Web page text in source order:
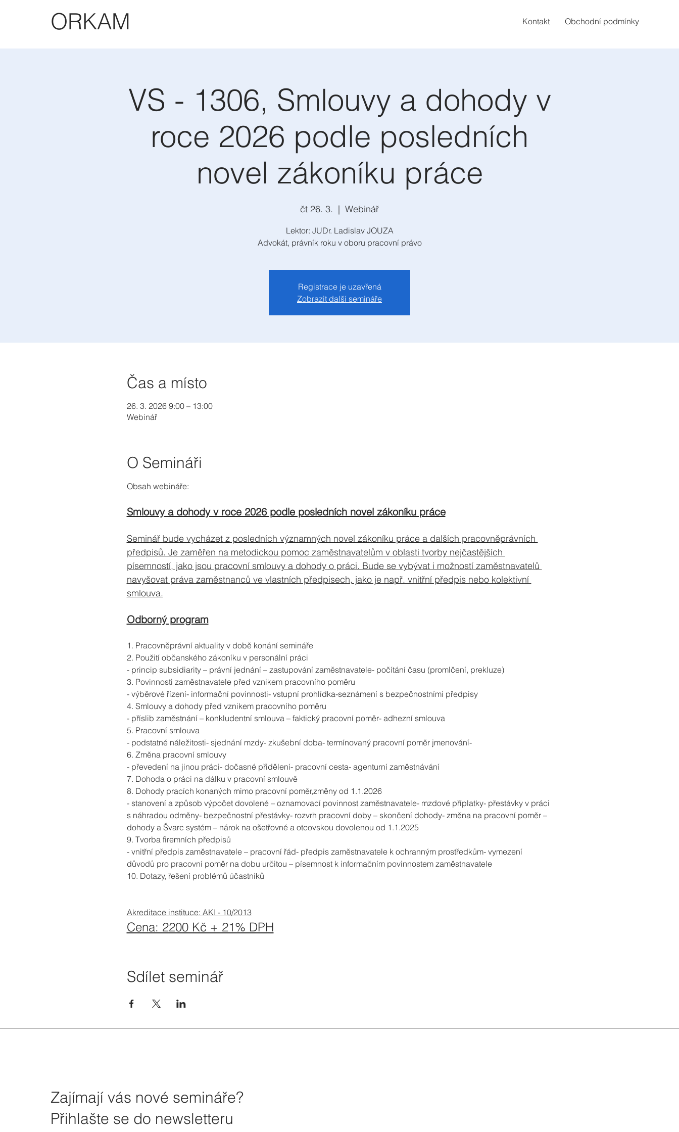
ORKAM Kontakt Obchodní podmínky
VS - 1306, Smlouvy a dohody v
roce 2026 podle posledních
novel zákoníku práce
čt 26. 3.
  |
Webinář
Lektor: JUDr. Ladislav JOUZA
Advokát, právník roku v oboru pracovní právo
Registrace je uzavřená
Zobrazit další semináře
Čas a místo
26. 3. 2026 9:00 – 13:00
Webinář
O Semináři
Obsah webináře:
Smlouvy a dohody v roce 2026 podle posledních novel zákoníku práce
Seminář bude vycházet z posledních významných novel zákoníku práce a dalších pracovněprávních
předpisů. Je zaměřen na metodickou pomoc zaměstnavatelům v oblasti tvorby nejčastějších
písemností, jako jsou pracovní smlouvy a dohody o práci. Bude se vybývat i možností zaměstnavatelů
navyšovat práva zaměstnanců ve vlastních předpisech, jako je např. vnitřní předpis nebo kolektivní
smlouva.
Odborný program
1. Pracovněprávní aktuality v době konání semináře
2. Použití občanského zákoníku v personální práci
- princip subsidiarity – právní jednání – zastupování zaměstnavatele- počítání času (promlčení, prekluze)
3. Povinnosti zaměstnavatele před vznikem pracovního poměru
- výběrové řízení- informační povinnosti- vstupní prohlídka-seznámení s bezpečnostními předpisy
4. Smlouvy a dohody před vznikem pracovního poměru
- příslib zaměstnání – konkludentní smlouva – faktický pracovní poměr- adhezní smlouva
5. Pracovní smlouva
- podstatné náležitosti- sjednání mzdy- zkušební doba- termínovaný pracovní poměr jmenování-
6. Změna pracovní smlouvy
- převedení na jinou práci- dočasné přidělení- pracovní cesta- agenturní zaměstnávání
7. Dohoda o práci na dálku v pracovní smlouvě
8. Dohody pracích konaných mimo pracovní poměr,změny od 1.1.2026
- stanovení a způsob výpočet dovolené – oznamovací povinnost zaměstnavatele- mzdové příplatky- přestávky v práci
s náhradou odměny- bezpečnostní přestávky- rozvrh pracovní doby – skončení dohody- změna na pracovní poměr –
dohody a Švarc systém – nárok na ošetřovné a otcovskou dovolenou od 1.1.2025
9. Tvorba firemních předpisů
- vnitřní předpis zaměstnavatele – pracovní řád- předpis zaměstnavatele k ochranným prostředkům- vymezení
důvodů pro pracovní poměr na dobu určitou – písemnost k informačním povinnostem zaměstnavatele
10. Dotazy, řešení problémů účastníků
Akreditace instituce: AKI - 10/2013
Cena: 2200 Kč + 21% DPH
Sdílet seminář
Zajímají vás nové semináře?
Přihlašte se do newsletteru